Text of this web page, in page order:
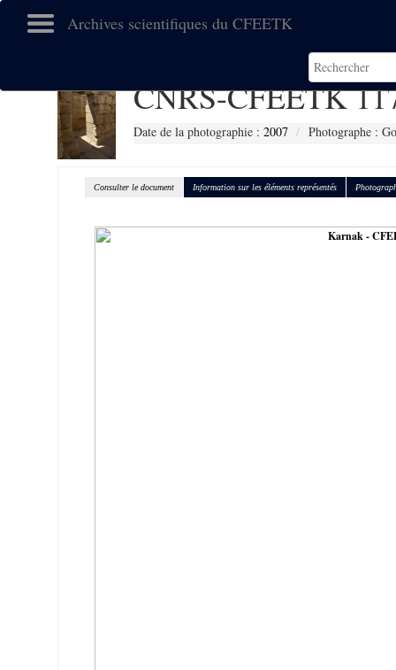
Archives scientifiques du CFEETK
CNRS-CFEETK
Date de la photographie : 2007 Photographe :
Consulter le document Information sur les éléments représentés